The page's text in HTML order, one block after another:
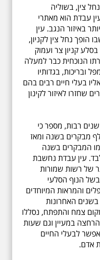
צין, בשוליה
עבדת הוא מאתרי
באיזור הנגב. עין
הופך נחל צין לקניון,
קניון צר ועמוק
הנוכחית כבר למעלה
ובריכות, בגדותיו
בעלי חיים רבים בהם
שחזרו לאיזור לקינון
שנים רבות, מספר כי
היו מגיעים למקום 170 אלף מבקרים בשנה ומאז
המבקרים בשנה
אלף איש בלבד. עין עבדת נחשבת
של רשות שמורות
הנוף הסלעי
והמראות המיוחדים
האחרונות
צמח והתפתח, נסללו
במעיין וגם שעות
לבעלי החיים
אדם.